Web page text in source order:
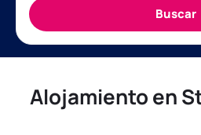
Alojamiento en